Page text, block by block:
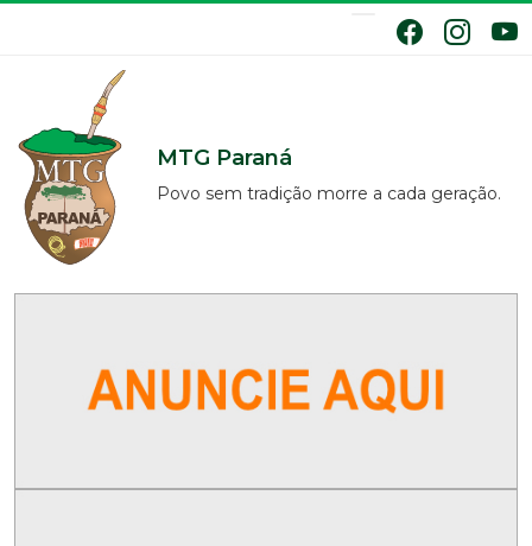
MTG Paraná
Povo sem tradição morre a cada geração.